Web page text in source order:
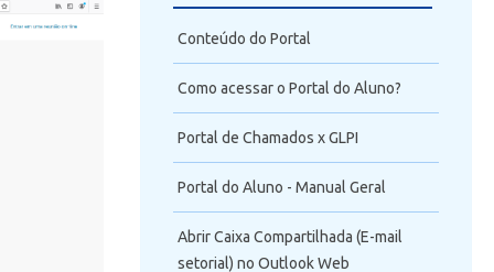
Conteúdo do Portal
Como acessar o Portal do Aluno?
Portal de Chamados x GLPI
Portal do Aluno - Manual Geral
Abrir Caixa Compartilhada (E-mail
setorial) no Outlook Web